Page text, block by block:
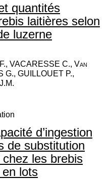
quantités
laitières selon
luzerne
VACARESSE C., Van
G., GUILLOUET P.,
d’ingestion
de substitution
les brebis
lots